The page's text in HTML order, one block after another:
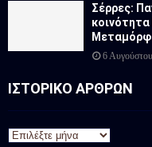
Σέρρες:
6
ΙΣΤΟΡΙΚΟ ΑΡΘΡΩΝ